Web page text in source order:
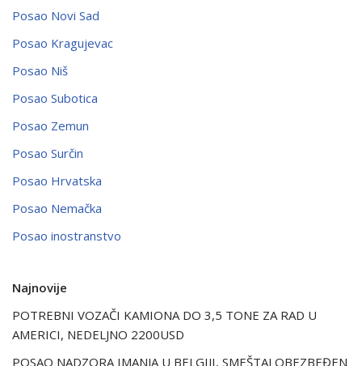
Posao Novi Sad
Posao Kragujevac
Posao Niš
Posao Subotica
Posao Zemun
Posao Surčin
Posao Hrvatska
Posao Nemačka
Posao inostranstvo
Najnovije
POTREBNI VOZAČI KAMIONA DO 3,5 TONE ZA RAD U
AMERICI, NEDELJNO 2200USD
POSAO NADZORA IMANJA U BELGIJI, SMEŠTAJ OBEZBEĐEN